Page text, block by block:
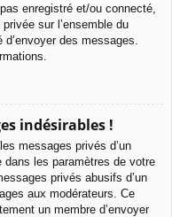
enregistré et/ou connecté,
sur l’ensemble du
des messages.
indésirables !
messages privés d’un
les paramètres de votre
privés abusifs d’un
aux modérateurs. Ce
un membre d’envoyer